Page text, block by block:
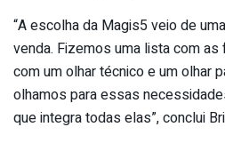
“A escolha da Magis5 veio de uma
venda. Fizemos uma lista com
com um olhar técnico e um olhar
olhamos para essas
que integra todas elas”, conclui